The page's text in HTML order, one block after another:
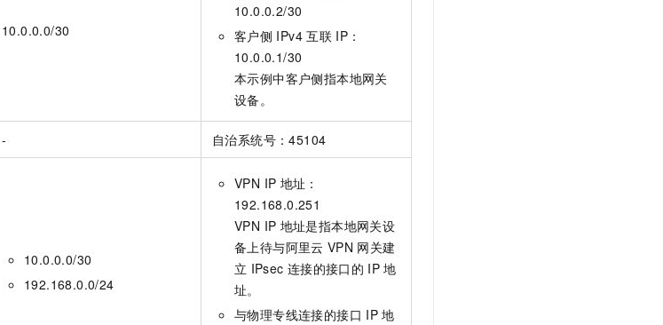
10.0.0.0/30
10.0.0.2/30
客户侧 IPv4 互联 IP：
10.0.0.1/30
本示例中客户侧指本地网关
设备。
- 自治系统号：45104
10.0.0.0/30
192.168.0.0/24
VPN IP 地址：
192.168.0.251
VPN IP 地址是指本地网关设
备上待与阿里云 VPN 网关建
立 IPsec 连接的接口的 IP 地
址。
与物理专线连接的接口 IP 地